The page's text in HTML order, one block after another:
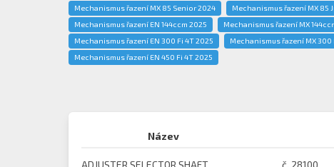
Mechanismus řazení MX 85 Senior 2024
Mechanismus řazení MX 85
Mechanismus řazení EN 144ccm 2025
Mechanismus řazení MX
Mechanismus řazení EN 300 Fi 4T 2025
Mechanismus řazení MX 300
Mechanismus řazení EN 450 Fi 4T 2025
Název
ADJUSTER SELECTOR SHAFT č. 28100